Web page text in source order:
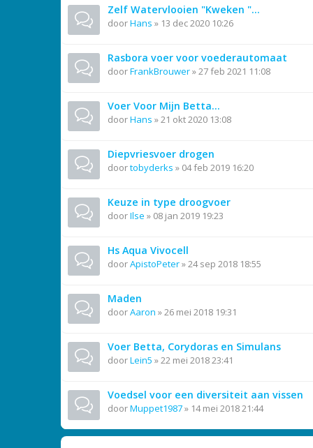
Zelf Watervlooien "Kweken "...
doorHans » 13 dec 2020 10:26
Rasbora voer voor voederautomaat
doorFrankBrouwer»27 feb 2021 11:08
Voer Voor Mijn Betta...
doorHans »21 okt 2020 13:08
Diepvriesvoer drogen
doortobyderks » 04 feb 2019 16:20
Keuze in type droogvoer
doorIlse » 08 jan 2019 19:23
Hs Aqua Vivocell
doorApistoPeter»24 sep 2018 18:55
Maden
doorAaron »26 mei 2018 19:31
Voer Betta, Corydoras en Simulans
doorLein5 »22 mei 2018 23:41
Voedsel voor een diversiteit aan vissen
doorMuppet1987» 14 mei 2018 21:44